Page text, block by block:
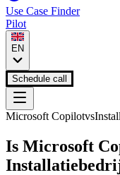
Use Case Finder
Pilot
EN
Schedule call
Microsoft Copilotvs
Is Microsoft